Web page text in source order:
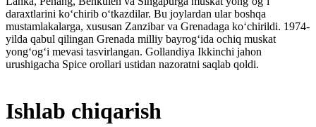
daraxtlarini koʻchirib oʻtkazdilar. Bu joylardan ular boshqa
mustamlakalarga, xususan Zanzibar va Grenadaga koʻchirildi. 1974-
yilda qabul qilingan Grenada milliy bayrogʻida ochiq muskat
yongʻogʻi mevasi tasvirlangan. Gollandiya Ikkinchi jahon
urushigacha Spice orollari ustidan nazoratni saqlab qoldi.
Ishlab chiqarish